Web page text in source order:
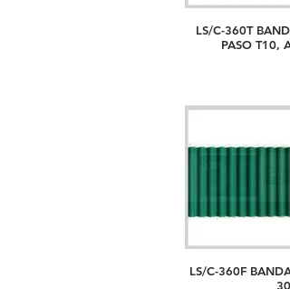
LS/C-360T BANDA PARA BASTIDOR
PASO T10,
LS/C-360F